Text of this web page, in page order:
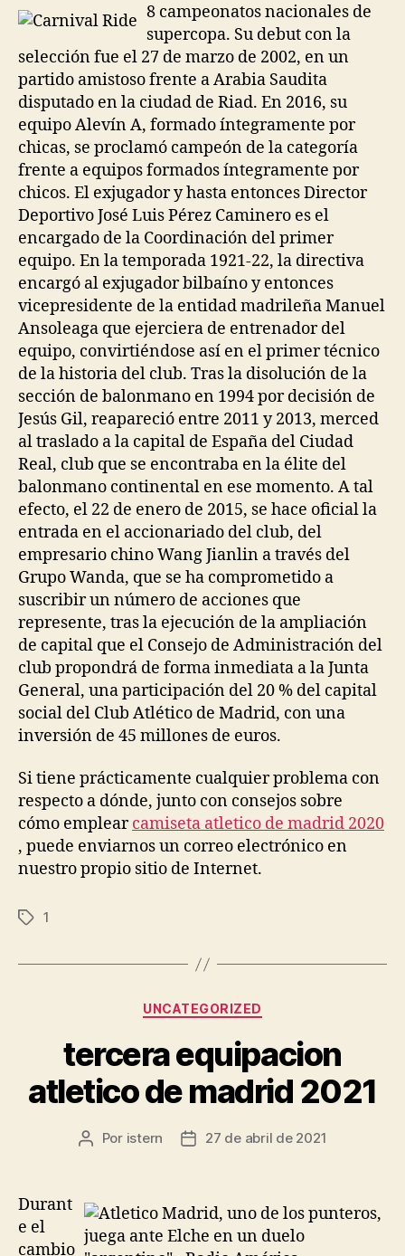
8 campeonatos nacionales de
supercopa. Su debut con la
selección fue el 27 de marzo de 2002, en un
partido amistoso frente a Arabia Saudita
disputado en la ciudad de Riad. En 2016, su
equipo Alevín A, formado íntegramente por
chicas, se proclamó campeón de la categoría
frente a equipos formados íntegramente por
chicos. El exjugador y hasta entonces Director
Deportivo José Luis Pérez Caminero es el
encargado de la Coordinación del primer
equipo. En la temporada 1921-22, la directiva
encargó al exjugador bilbaíno y entonces
vicepresidente de la entidad madrileña Manuel
Ansoleaga que ejerciera de entrenador del
equipo, convirtiéndose así en el primer técnico
de la historia del club. Tras la disolución de la
sección de balonmano en 1994 por decisión de
Jesús Gil, reapareció entre 2011 y 2013, merced
al traslado a la capital de España del Ciudad
Real, club que se encontraba en la élite del
balonmano continental en ese momento. A tal
efecto, el 22 de enero de 2015, se hace oficial la
entrada en el accionariado del club, del
empresario chino Wang Jianlin a través del
Grupo Wanda, que se ha comprometido a
suscribir un número de acciones que
represente, tras la ejecución de la ampliación
de capital que el Consejo de Administración del
club propondrá de forma inmediata a la Junta
General, una participación del 20 % del capital
social del Club Atlético de Madrid, con una
inversión de 45 millones de euros.
Si tiene prácticamente cualquier problema con
respecto a dónde, junto con consejos sobre
cómo emplearcamiseta atletico de madrid 2020
, puede enviarnos un correo electrónico en
nuestro propio sitio de Internet.
Etiquetas
1
Categorías
UNCATEGORIZED
tercera equipacion
atletico de madrid 2021
Autor
Por istern
Fecha27 de abril de 2021
Durant
e el
cambio